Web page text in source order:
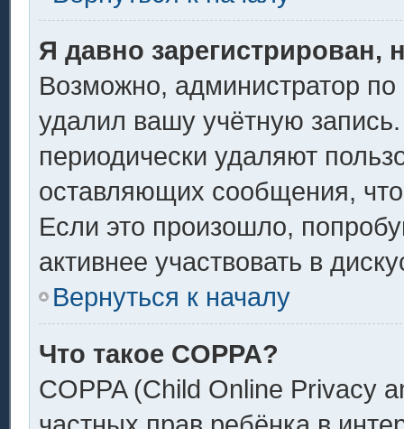
Я давно зарегистрирован,
Возможно, администратор по
удалил вашу учётную
периодически удаляют
оставляющих сообщения,
Если это произошло,
активнее участвовать в
Вернуться к началу
Что такое COPPA?
COPPA (Child Online Privacy